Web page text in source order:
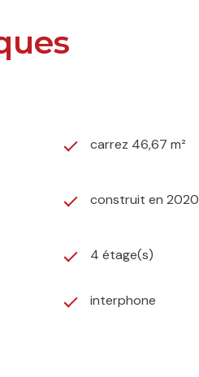
carrez 46,67 m²
construit en 2020
4 étage(s)
interphone